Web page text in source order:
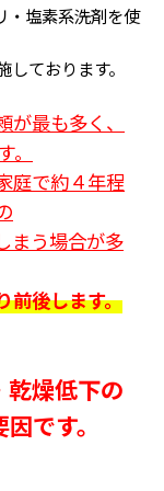
・塩素系洗剤を使
ております。
最も多く、
庭で約４年程
まう場合が多
前後します。
乾燥低下の
です。